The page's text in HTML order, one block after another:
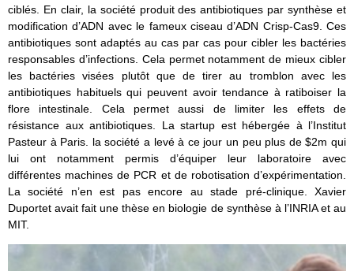
ciblés. En clair, la société produit des antibiotiques par synthèse et
modification d’ADN avec le fameux ciseau d’ADN Crisp-Cas9. Ces
antibiotiques sont adaptés au cas par cas pour cibler les bactéries
responsables d’infections. Cela permet notamment de mieux cibler
les bactéries visées plutôt que de tirer au tromblon avec les
antibiotiques habituels qui peuvent avoir tendance à ratiboiser la
flore intestinale. Cela permet aussi de limiter les effets de
résistance aux antibiotiques. La startup est hébergée à l’Institut
Pasteur à Paris. la société a levé à ce jour un peu plus de $2m qui
lui ont notamment permis d’équiper leur laboratoire avec
différentes machines de PCR et de robotisation d’expérimentation.
La société n’en est pas encore au stade pré-clinique. Xavier
Duportet avait fait une thèse en biologie de synthèse à l’INRIA et au
MIT.